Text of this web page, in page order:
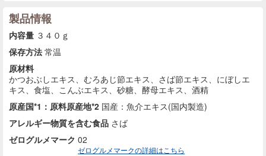
製品情報
内容量 ３４０ｇ
保存方法 常温
原材料
かつおぶしエキス、むろあじ節エキス、さば節エキス、にぼしエ
キス、食塩、こんぶエキス、砂糖、酵母エキス、酒精
原産国*1：原料原産地*2 国産：魚介エキス(国内製造)
アレルギー物質を含む食品 さば
ゼログルメマーク 02
ゼログルメマークの詳細はこちら